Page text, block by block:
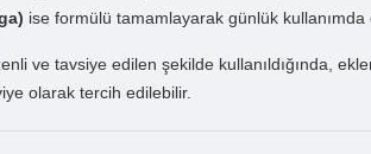
ise formülü tamamlayarak günlük kullanımda
ve tavsiye edilen şekilde kullanıldığında,
olarak tercih edilebilir.